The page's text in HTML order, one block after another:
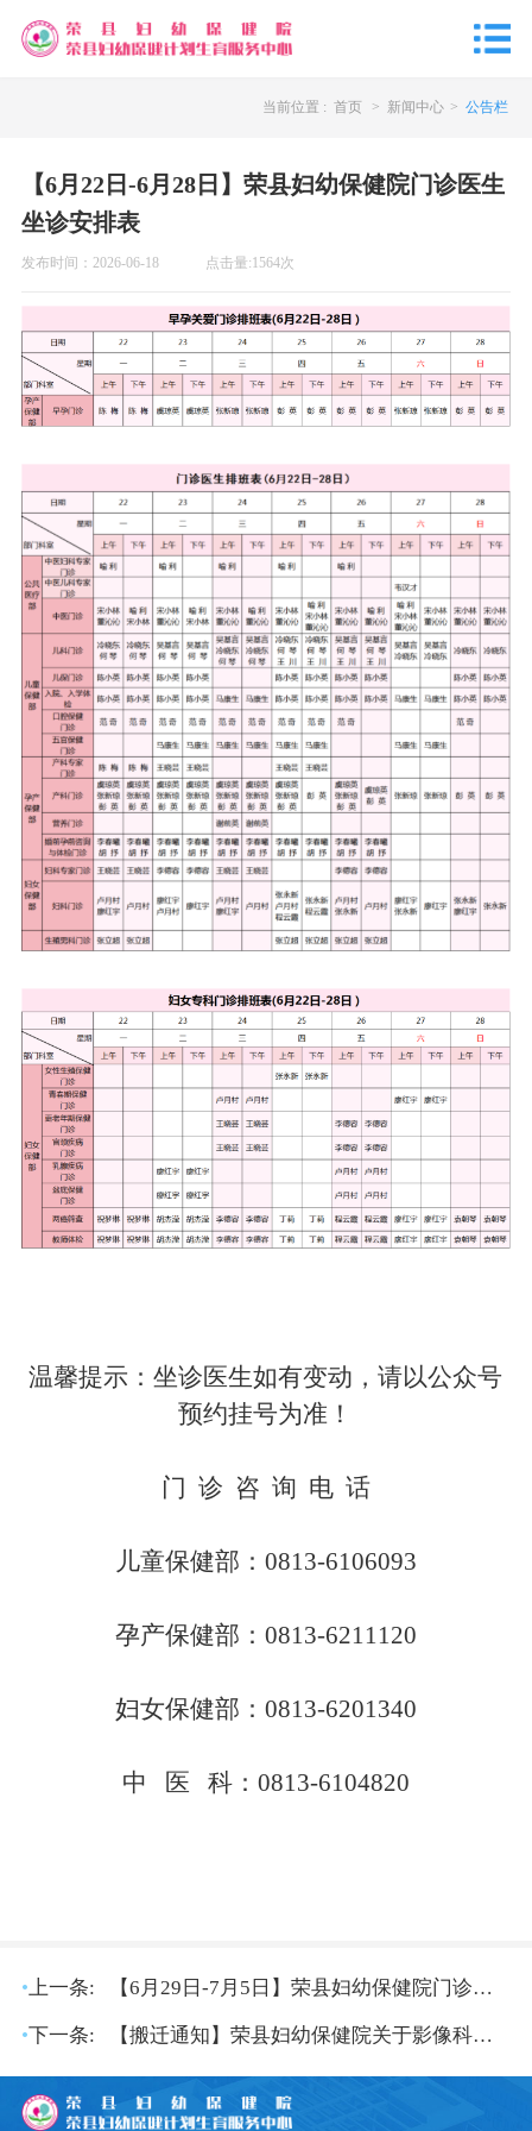
当前位置 : 首页 > 新闻中心 > 公告栏
【6月22日-6月28日】荣县妇幼保健院门诊医生
坐诊安排表
发布时间： 2026-06-18 点击量:1564次
温馨提示：坐诊医生如有变动，请以公众号
预约挂号为准！
门 诊 咨 询 电 话
儿童保健部： 0813-6106093
孕产保健部： 0813-6211120
妇女保健部： 0813-6201340
中 医 科：0813-6104820
•上一条: 【6月29日-7月5日】荣县妇幼保健院门诊医生坐诊安排表
•下一条: 【搬迁通知】荣县妇幼保健院关于影像科从原2号楼2楼搬迁至1楼的通知